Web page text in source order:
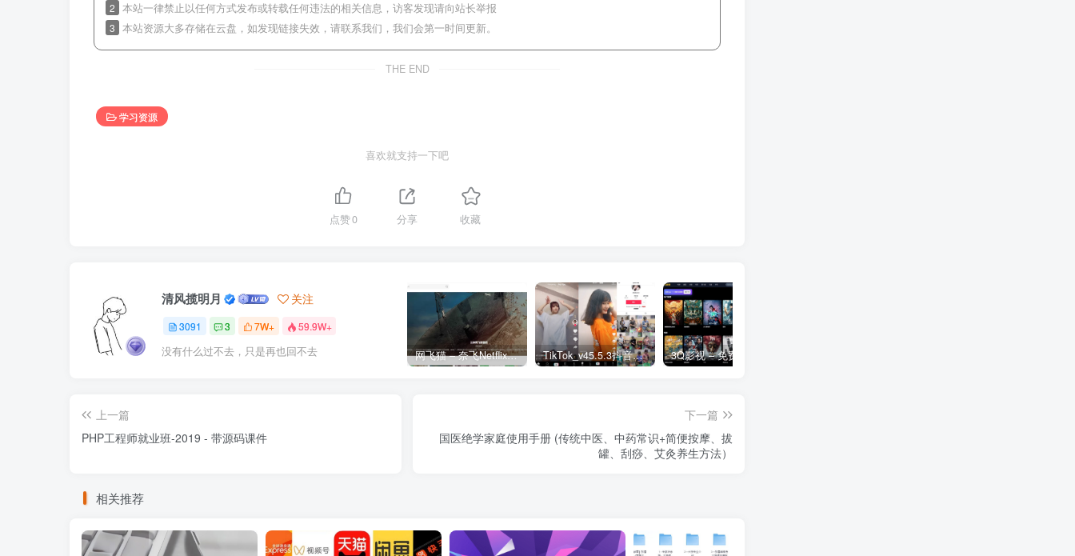
2 本站一律禁止以任何方式发布或转载任何违法的相关信息，访客发现请向站长举报
3 本站资源大多存储在云盘，如发现链接失效，请联系我们，我们会第一时间更新。
THE END
学习资源
喜欢就支持一下吧
点赞0 分享 收藏
清风揽明月 关注
3091 3 7W+ 59.9W+
没有什么过不去，只是再也回不去 网飞猫 – 奈飞Netflix免费看 TikTok_v45.5.3抖音国际版_免拔卡解锁全球版
上一篇
PHP工程师就业班-2019 - 带源码课件
下一篇
国医绝学家庭使用手册 (传统中医、中药常识+简便按摩、拔
罐、刮痧、艾灸养生方法）
相关推荐